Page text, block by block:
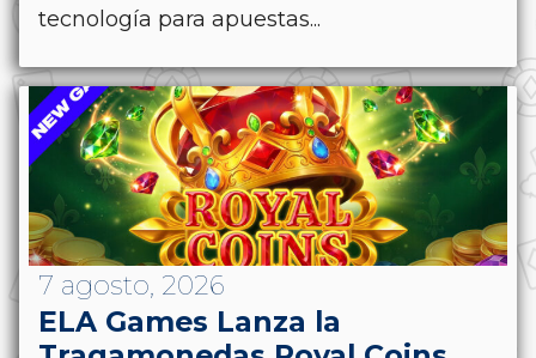
tecnología para apuestas...
7 agosto, 2026
ELA Games Lanza la